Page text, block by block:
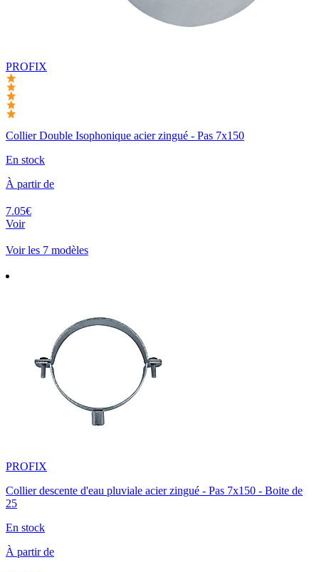
PROFIX
Collier Double Isophonique acier zingué - Pas 7x150
En stock
À partir de
7.05€
Voir
Voir les 7 modèles
PROFIX
Collier descente d'eau pluviale acier zingué - Pas 7x150 - Boite de
25
En stock
À partir de